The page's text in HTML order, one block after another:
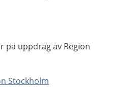
på uppdrag av Region
Stockholm